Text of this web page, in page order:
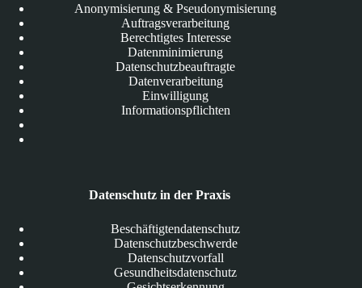
Anonymisierung & Pseudonymisierung
Auftragsverarbeitung
Berechtigtes Interesse
Datenminimierung
Datenschutzbeauftragte
Datenverarbeitung
Einwilligung
Informationspflichten
Datenschutz in der Praxis
Beschäftigtendatenschutz
Datenschutzbeschwerde
Datenschutzvorfall
Gesundheitsdatenschutz